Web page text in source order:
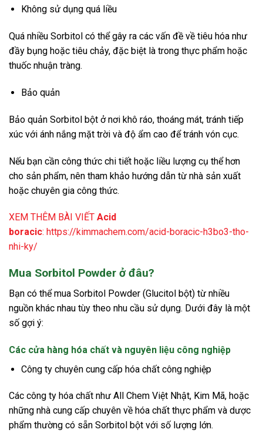
Không sử dụng quá liều
Quá nhiều Sorbitol có thể gây ra các vấn đề về tiêu hóa như
đầy bụng hoặc tiêu chảy, đặc biệt là trong thực phẩm hoặc
thuốc nhuận tràng.
Bảo quản
Bảo quản Sorbitol bột ở nơi khô ráo, thoáng mát, tránh tiếp
xúc với ánh nắng mặt trời và độ ẩm cao để tránh vón cục.
Nếu bạn cần công thức chi tiết hoặc liều lượng cụ thể hơn
cho sản phẩm, nên tham khảo hướng dẫn từ nhà sản xuất
hoặc chuyên gia công thức.
XEM THÊM BÀI VIẾT Acid
boracic: https://kimmachem.com/acid-boracic-h3bo3-tho-
nhi-ky/
Mua Sorbitol Powder ở đâu?
Bạn có thể mua Sorbitol Powder (Glucitol bột) từ nhiều
nguồn khác nhau tùy theo nhu cầu sử dụng. Dưới đây là một
số gợi ý:
Các cửa hàng hóa chất và nguyên liệu công nghiệp
Công ty chuyên cung cấp hóa chất công nghiệp
Các công ty hóa chất như All Chem Việt Nhật, Kim Mã, hoặc
những nhà cung cấp chuyên về hóa chất thực phẩm và dược
phẩm thường có sẵn Sorbitol bột với số lượng lớn.